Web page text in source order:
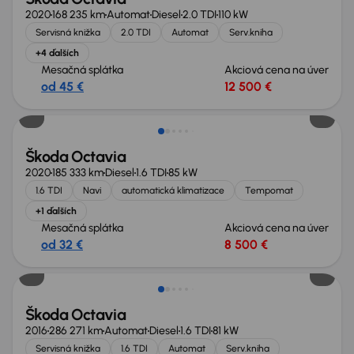
2020168 235 kmAutomatDiesel2.0 TDI110 kW
Servisná knižka 2.0 TDI Automat
Serv.kniha
+4 ďalších
Mesačná splátka
od 45 €
Akciová cena na úver
12 500 €
Zlacnené o 500 €
Škoda Octavia
2020185 333 kmDiesel1.6 TDI85 kW
1.6 TDI Navi automatická klimatizace
Tempomat
+1 ďalších
Mesačná splátka
od 32 €
Akciová cena na úver
8 500 €
Nové v ponuke
Škoda Octavia
2016286 271 kmAutomatDiesel1.6 TDI81 kW
Servisná knižka 1.6 TDI Automat Serv.kniha